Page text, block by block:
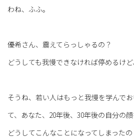
わね、ふふ。
優希さん、震えてらっしゃるの？
どうしても我慢できなければ停めるけど
そうね、若い人はもっと我慢を学んで
て、あなた、20年後、30年後の自分の
どうしてこんなことになってしまったの